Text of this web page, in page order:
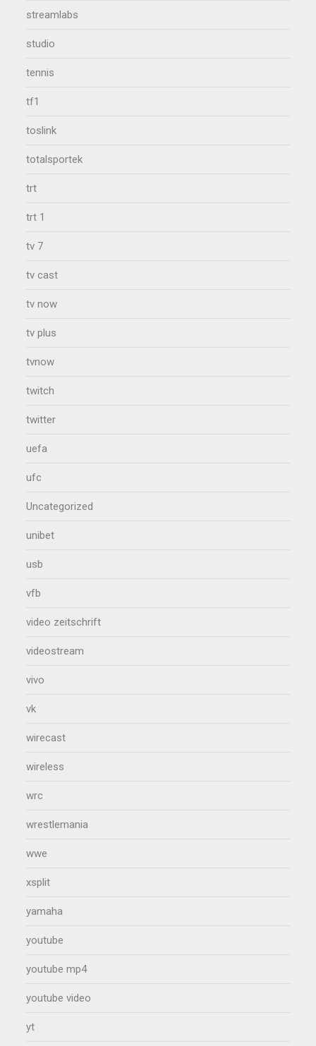
streamlabs
studio
tennis
tf1
toslink
totalsportek
trt
trt 1
tv 7
tv cast
tv now
tv plus
tvnow
twitch
twitter
uefa
ufc
Uncategorized
unibet
usb
vfb
video zeitschrift
videostream
vivo
vk
wirecast
wireless
wrc
wrestlemania
wwe
xsplit
yamaha
youtube
youtube mp4
youtube video
yt